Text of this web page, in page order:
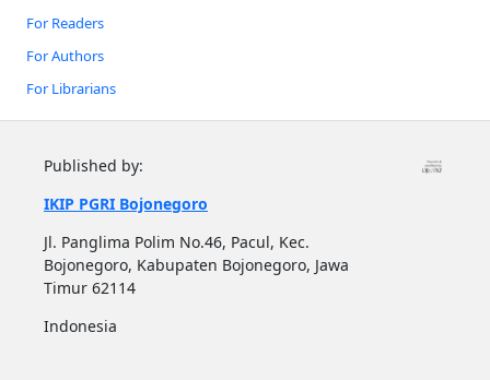
For Readers
For Authors
For Librarians
Published by:
IKIP PGRI Bojonegoro
Jl. Panglima Polim No.46, Pacul, Kec.
Bojonegoro, Kabupaten Bojonegoro, Jawa
Timur 62114
Indonesia